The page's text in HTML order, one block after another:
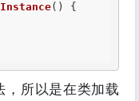
() {
所以是在类加载